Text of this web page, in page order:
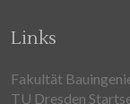
Links
Fakultät
TU Dresden